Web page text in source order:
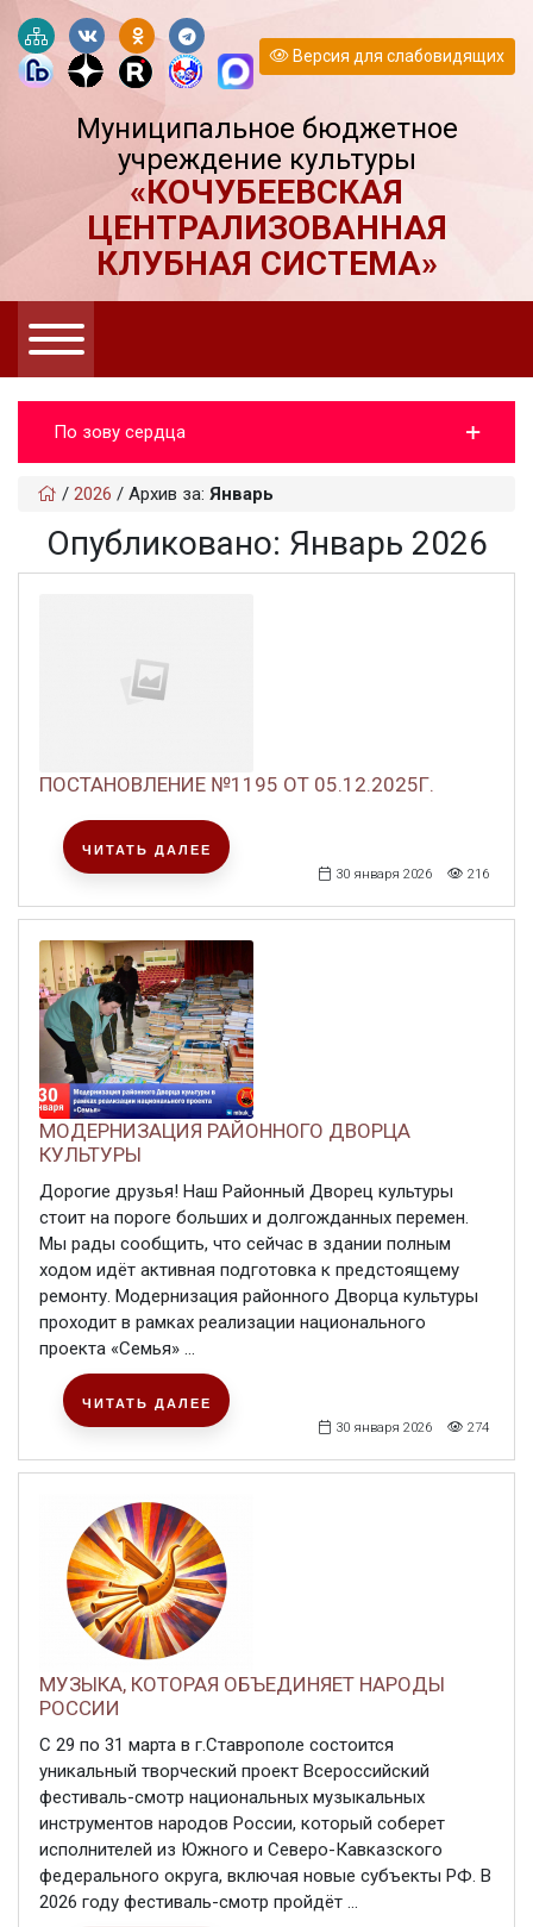
Версия для слабовидящих
Муниципальное бюджетное
учреждение культуры
«КОЧУБЕЕВСКАЯ
ЦЕНТРАЛИЗОВАННАЯ
КЛУБНАЯ СИСТЕМА»
По зову сердца
/ 2026 / Архив за: Январь
Опубликовано: Январь 2026
ПОСТАНОВЛЕНИЕ №1195 ОТ 05.12.2025Г.
30 января 2026 216
ЧИТАТЬ ДАЛЕЕ
МОДЕРНИЗАЦИЯ РАЙОННОГО ДВОРЦА
КУЛЬТУРЫ
Дорогие друзья! Наш Районный Дворец культуры
стоит на пороге больших и долгожданных перемен.
Мы рады сообщить, что сейчас в здании полным
ходом идёт активная подготовка к предстоящему
ремонту. Модернизация районного Дворца культуры
проходит в рамках реализации национального
проекта «Семья» ...
30 января 2026 274
ЧИТАТЬ ДАЛЕЕ
МУЗЫКА, КОТОРАЯ ОБЪЕДИНЯЕТ НАРОДЫ
РОССИИ
С 29 по 31 марта в г.Ставрополе состоится
уникальный творческий проект Всероссийский
фестиваль-смотр национальных музыкальных
инструментов народов России, который соберет
исполнителей из Южного и Северо-Кавказского
федерального округа, включая новые субъекты РФ. В
2026 году фестиваль-смотр пройдёт ...